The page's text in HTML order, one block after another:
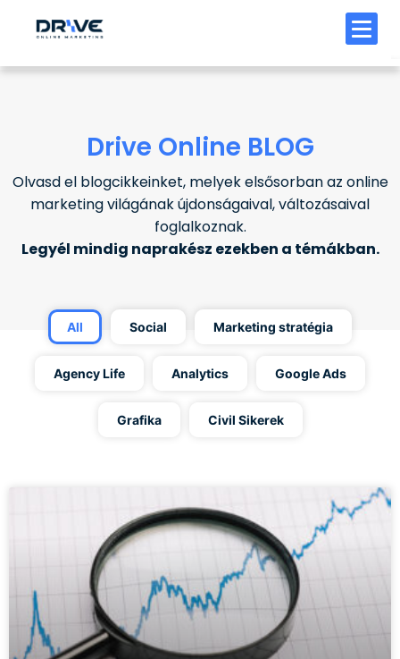
Drive Online BLOG
Olvasd el blogcikkeinket, melyek elsősorban az online
marketing világának újdonságaival, változásaival
foglalkoznak.
Legyél mindig naprakész ezekben a témákban.
All Social Marketing stratégia
Agency Life Analytics Google Ads
Grafika Civil Sikerek